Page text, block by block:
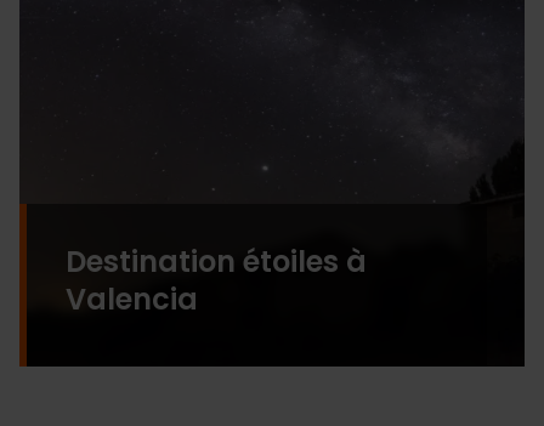
Destination étoiles à
Valencia